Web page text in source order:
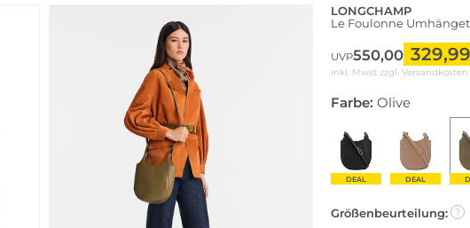
LONGCHAMP
Le Foulonne
UVP550,00 329,99
inkl. Mwst zzgl. Versandkosten
Farbe: Olive
DEAL DEAL
Größenbeurteilung: ?